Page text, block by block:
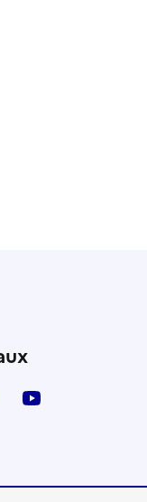
Instagram